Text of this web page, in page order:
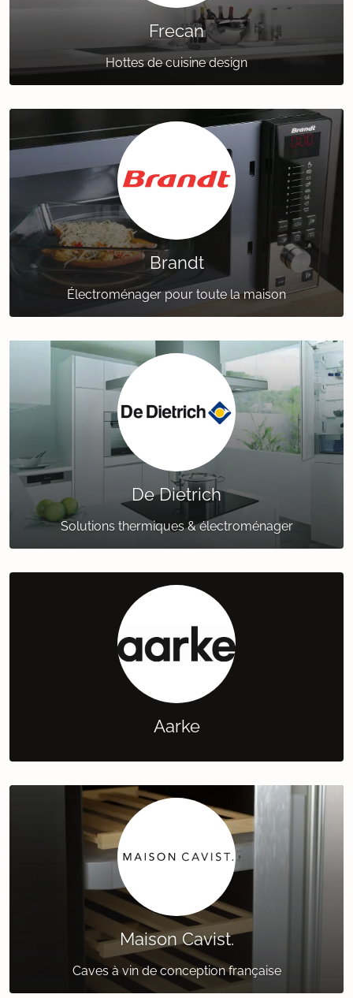
Frecan
Hottes de cuisine design
Brandt
Électroménager pour toute la maison
De Dietrich
Solutions thermiques & électroménager
Aarke
Maison Cavist.
Caves à vin de conception française